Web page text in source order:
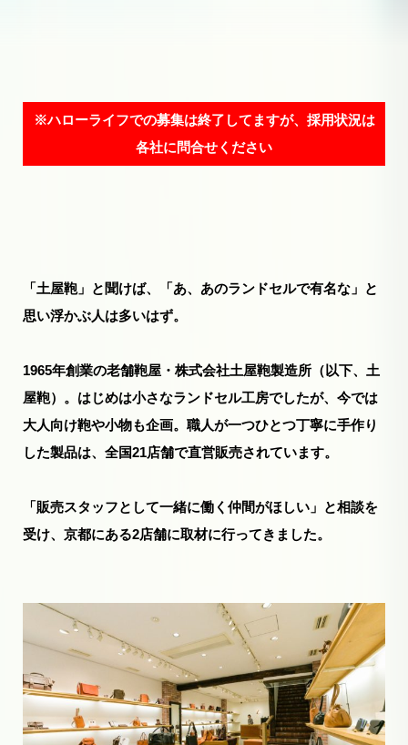
※ハローライフでの募集は終了してますが、採用状況は
各社に問合せください
「土屋鞄」と聞けば、「あ、あのランドセルで有名な」と
思い浮かぶ人は多いはず。
1965年創業の老舗鞄屋・株式会社土屋鞄製造所（以下、土
屋鞄）。はじめは小さなランドセル工房でしたが、今では
大人向け鞄や小物も企画。職人が一つひとつ丁寧に手作り
した製品は、全国21店舗で直営販売されています。
「販売スタッフとして一緒に働く仲間がほしい」と相談を
受け、京都にある2店舗に取材に行ってきました。